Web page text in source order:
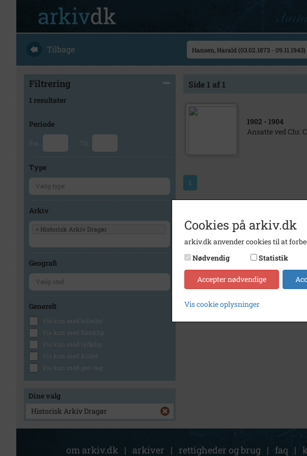
Tilbage
Filtrering
1 resultater
Periode
Fra Til
Type
Arkiv
× Historisk Arkiv Dragør
Geografi
Generelt
Vis kun med billeder
Vis kun med filmklip
Vis kun med lydklip
Vis kun med kilder
Vis kun med geo-tag
Dine valg
Historisk Arkiv Dragør
Side 1 af 1
1902 - 1904
Ansatte ved Chr.
1
om arkiv.dk | arkiver | rettigheder og brug | faq |
Cookies på arkiv.dk
arkiv.dk anvender cookies til at
Nødvendig
Statistik
Accepter nødvendige
Vis cookie oplysninger